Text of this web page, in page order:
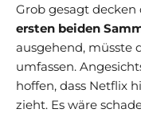
Grob gesagt decken
ersten beiden
ausgehend, müsste
umfassen.
hoffen, dass Netflix
zieht. Es wäre